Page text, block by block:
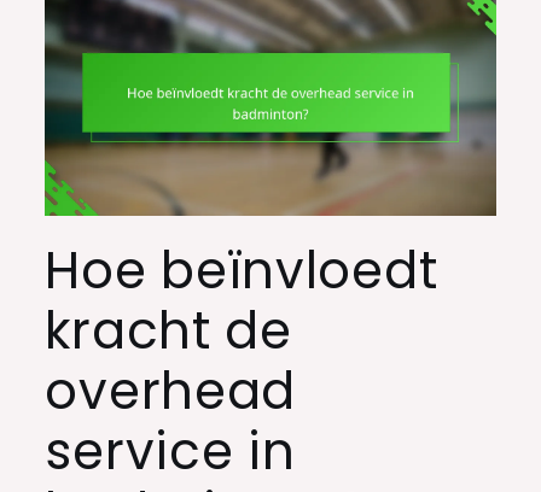
Hoe beïnvloedt
kracht de
overhead
service in